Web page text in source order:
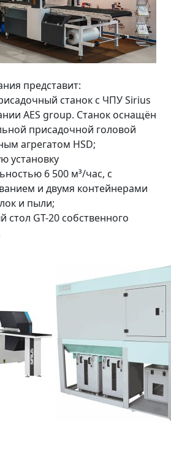
представит:
станок c ЧПУ Sirius
AES group. Станок оснащён
присадочной головой
агрегатом HSD;
установку
6 500 м³/час, с
и двумя контейнерами
и пыли;
GT-20 собственного